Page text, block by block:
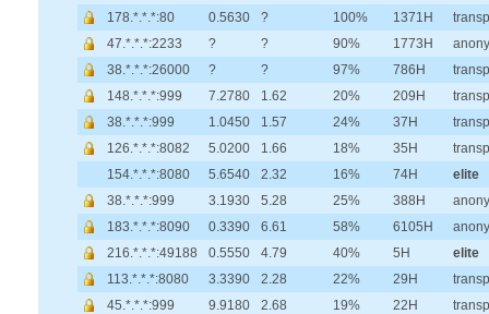
178.*.*.*:80
0.5630 ? 100% 1371H
47.*.*.*:2233
? ? 90% 1773H
38.*.*.*:26000
? ? 97% 786H
148.*.*.*:999
7.2780 1.62 20% 209H
38.*.*.*:999
1.0450 1.57 24% 37H
126.*.*.*:8082
5.0200 1.66 18% 35H
154.*.*.*:8080
5.6540 2.32 16% 74H
elite
38.*.*.*:999
3.1930 5.28 25% 388H
183.*.*.*:8090
0.3390 6.61 58% 6105H
216.*.*.*:49188
0.5550 4.79 40% 5H
elite
113.*.*.*:8080
3.3390 2.28 22% 29H
45.*.*.*:999
9.9180 2.68 19% 22H